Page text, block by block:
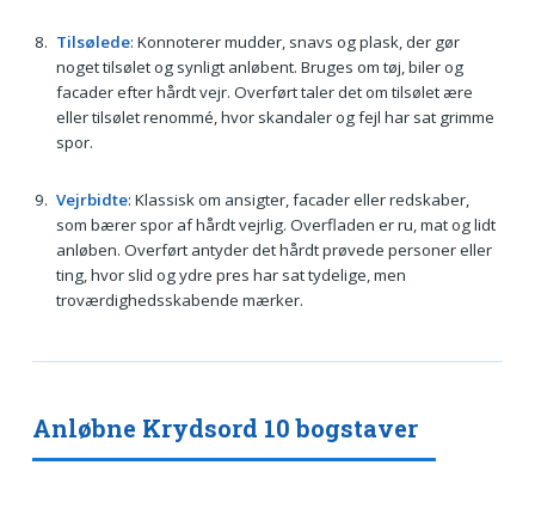
Tilsølede: Konnoterer mudder, snavs og plask, der gør
noget tilsølet og synligt anløbent. Bruges om tøj, biler og
facader efter hårdt vejr. Overført taler det om tilsølet ære
eller tilsølet renommé, hvor skandaler og fejl har sat grimme
spor.
Vejrbidte: Klassisk om ansigter, facader eller redskaber,
som bærer spor af hårdt vejrlig. Overfladen er ru, mat og lidt
anløben. Overført antyder det hårdt prøvede personer eller
ting, hvor slid og ydre pres har sat tydelige, men
troværdighedsskabende mærker.
Anløbne Krydsord 10 bogstaver